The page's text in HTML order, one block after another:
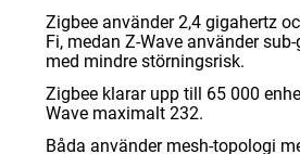
Zigbee använder 2,4 gigahertz
Fi, medan Z-Wave använder
med mindre störningsrisk.
Zigbee klarar upp till 65 000
Wave maximalt 232.
Båda använder mesh-topologi